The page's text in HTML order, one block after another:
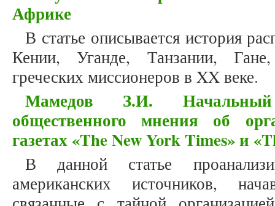
Африке
В статье описывается история
Кении, Уганде, Танзании,
греческих миссионеров в XX веке.
Мамедов З.И.
общественного мнения об
газетах «The New York Times» и
В данной статье
американских источников,